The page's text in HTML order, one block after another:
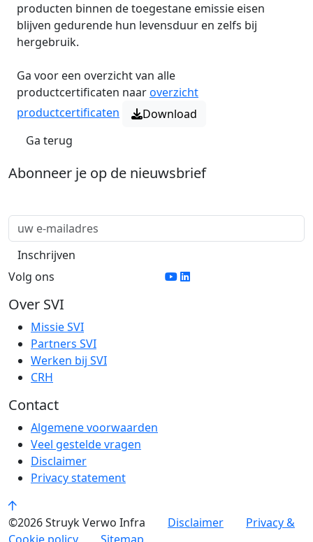
producten binnen de toegestane emissie eisen
blijven gedurende hun levensduur en zelfs bij
hergebruik.
Ga voor een overzicht van alle
productcertificaten naaroverzicht
productcertificaten
Download
Ga terug
Abonneer je op de nieuwsbrief
Volg ons
Over SVI
Missie SVI
Partners SVI
Werken bij SVI
CRH
Contact
Algemene voorwaarden
Veel gestelde vragen
Disclaimer
Privacy statement
©2026 Struyk Verwo Infra Disclaimer
Privacy &